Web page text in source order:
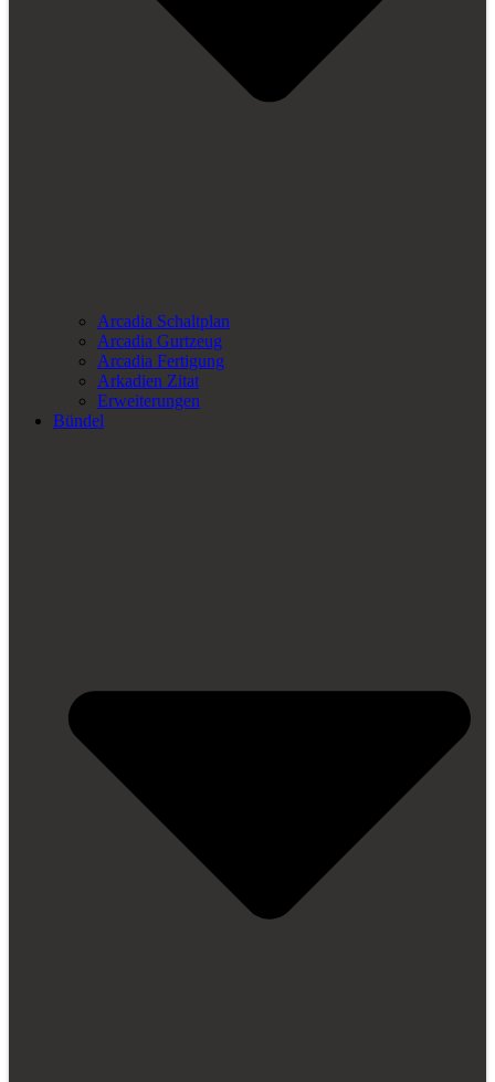
Arcadia Schaltplan
Arcadia Gurtzeug
Arcadia Fertigung
Arkadien Zitat
Erweiterungen
Bündel